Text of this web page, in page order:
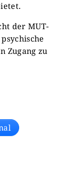
der MUT-
Zugang zu